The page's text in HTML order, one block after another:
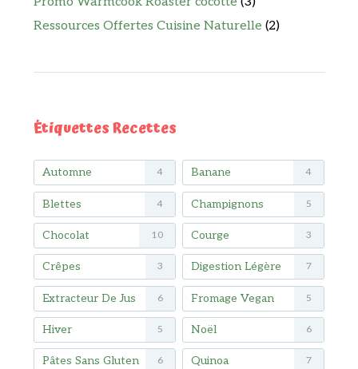
Ressources Offertes Cuisine Naturelle (2)
Étiquettes Recettes
Automne 4 Banane 4
Blettes 4 Champignons 5
Chocolat 10 Courge 3
Crêpes 3 Digestion Légère 7
Extracteur De Jus 6 Fromage Vegan 5
Hiver 5 Noël 6
Pâtes Sans Gluten 6 Quinoa 7